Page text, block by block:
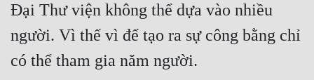
Cạnh Kỹ
Cổ Tiên Hiệp
Cổ Đại
Đại Thư viện không thể dựa vào nhiều
người. Vì thế vì để tạo ra sự công bằng chỉ
có thể tham gia năm người.